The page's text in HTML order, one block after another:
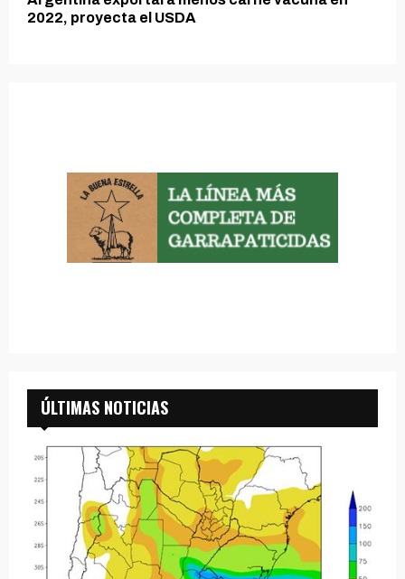
2022, proyecta el USDA
ÚLTIMAS NOTICIAS